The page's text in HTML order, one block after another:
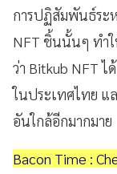
การปฏิสัมพันธ์ระ
NFT ชิ้นนั้นๆ ทำใ
ว่า Bitkub NFT ไ
ในประเทศไทย แ
อันใกล้อีกมากมาย
Bacon Time :